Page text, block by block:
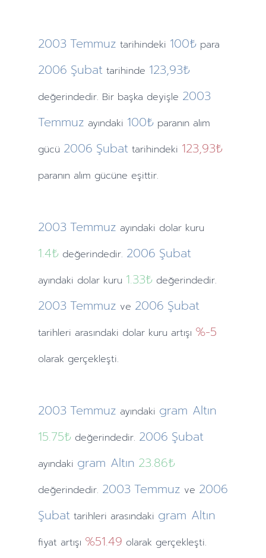
2003 Temmuz tarihindeki 100₺ para
2006 Şubat tarihinde 123,93₺
değerindedir. Bir başka deyişle 2003
Temmuz ayındaki 100₺ paranın alım
gücü 2006 Şubat tarihindeki 123,93₺
paranın alım gücüne eşittir.
2003 Temmuz ayındaki dolar kuru
1.4₺değerindedir. 2006 Şubat
ayındaki dolar kuru 1.33₺değerindedir.
2003 Temmuz ve 2006 Şubat
tarihleri arasındaki dolar kuru artışı %-5
olarak gerçekleşti.
2003 Temmuz ayındaki gram Altın
15.75₺değerindedir. 2006 Şubat
ayındaki gram Altın 23.86₺
değerindedir. 2003 Temmuz ve 2006
Şubat tarihleri arasındaki gram Altın
fiyat artışı %51.49 olarak gerçekleşti.